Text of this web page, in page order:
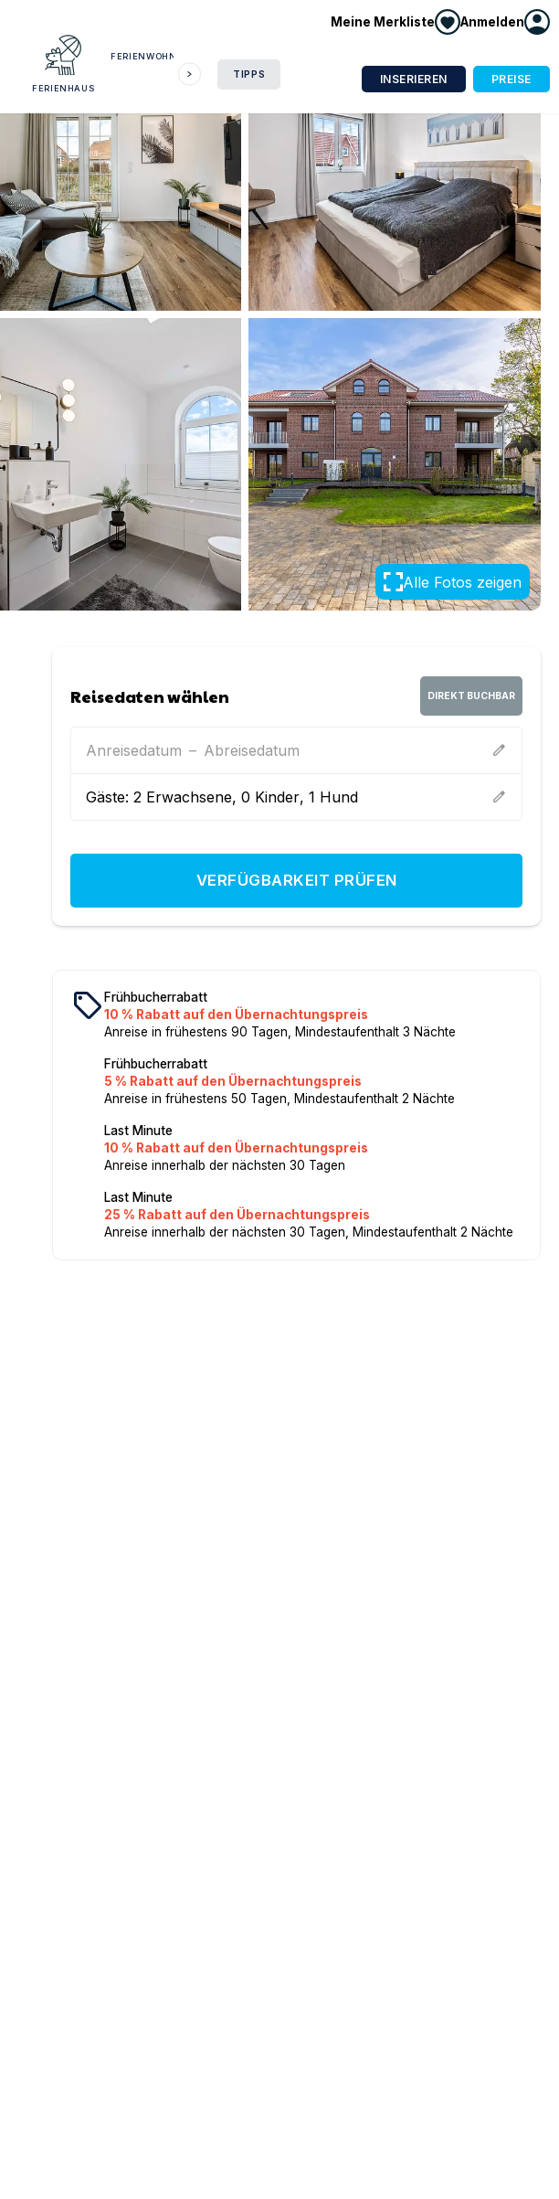
Meine Merkliste Anmelden
FERIENHAUS
FERIENWOHNUNG
TIPPS INSERIEREN PREISE
Alle Fotos zeigen
Reisedaten wählen DIREKT BUCHBAR
Anreisedatum – Abreisedatum edit
Gäste:2 Erwachsene,0 Kinder,1 Hund edit
VERFÜGBARKEIT PRÜFEN
local_offerFrühbucherrabatt
10 % Rabatt auf den Übernachtungspreis
Anreise in frühestens 90 Tagen, Mindestaufenthalt 3 Nächte
Frühbucherrabatt
5 % Rabatt auf den Übernachtungspreis
Anreise in frühestens 50 Tagen, Mindestaufenthalt 2 Nächte
Last Minute
10 % Rabatt auf den Übernachtungspreis
Anreise innerhalb der nächsten 30 Tagen
Last Minute
25 % Rabatt auf den Übernachtungspreis
Anreise innerhalb der nächsten 30 Tagen, Mindestaufenthalt 2 Nächte